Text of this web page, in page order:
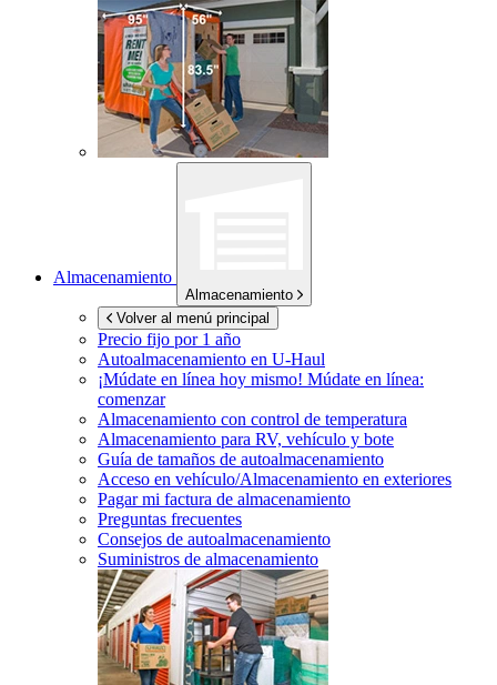
Almacenamiento
Almacenamiento
Volver al menú principal
Precio fijo por 1 año
Autoalmacenamiento en U-Haul
¡Múdate en línea hoy mismo! Múdate en línea:
comenzar
Almacenamiento con control de temperatura
Almacenamiento para RV, vehículo y bote
Guía de tamaños de autoalmacenamiento
Acceso en vehículo/Almacenamiento en exteriores
Pagar mi factura de almacenamiento
Preguntas frecuentes
Consejos de autoalmacenamiento
Suministros de almacenamiento